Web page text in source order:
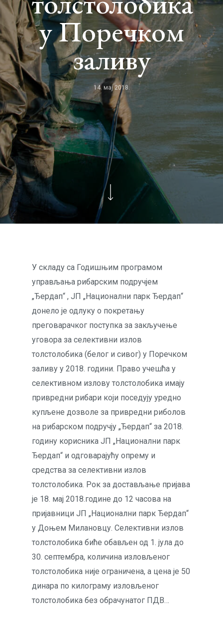
у Поречком
заливу
14. мај 2018.
У складу са Годишњим програмом
управљања рибарским подручјем
„Ђердап“ , ЈП „Национални парк Ђердап“
донело је одлуку о покретању
преговарачког поступка за закључење
уговора за селективни излов
толстолобика (белог и сивог) у Поречком
заливу у 2018. години. Право учешћа у
селективном излову толстолобика имају
привредни рибари који поседују уредно
купљене дозволе за привредни риболов
на рибарском подручју „Ђердап“ за 2018.
годину корисника ЈП „Национални парк
Ђердап“ и одговарајућу опрему и
средства за селективни излов
толстолобика. Рок за достављање пријава
је 18. мај 2018.године до 12 часова на
пријавници ЈП „Национални парк Ђердап“
у Доњем Милановцу. Селективни излов
толстолобика биће обављен од 1. јула до
30. септембра, количина изловљеног
толстолобика није ограничена, а цена је 50
динара по килограму изловљеног
толстолобика без обрачунатог ПДВ…